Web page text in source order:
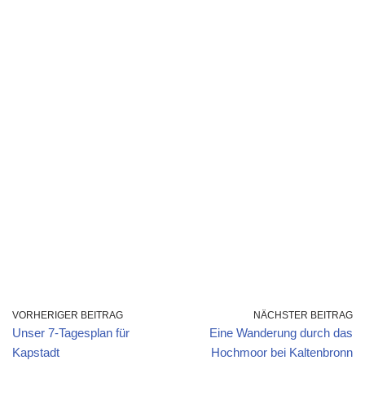
VORHERIGER BEITRAG
Unser 7-Tagesplan für
Kapstadt
NÄCHSTER BEITRAG
Eine Wanderung durch das
Hochmoor bei Kaltenbronn